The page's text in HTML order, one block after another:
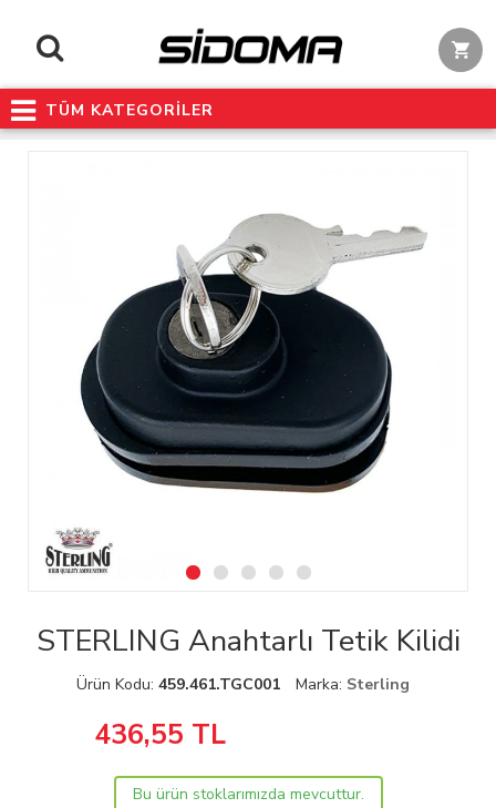
TÜM KATEGORİLER
STERLING Anahtarlı Tetik Kilidi
Ürün Kodu: 459.461.TGC001 Marka: Sterling
436,55 TL
Bu ürün stoklarımızda mevcuttur.